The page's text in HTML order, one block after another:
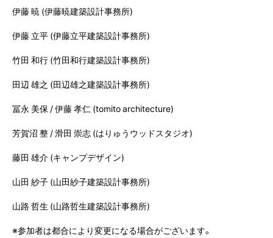
伊藤 暁 (伊藤暁建築設計事務所)
伊藤 立平 (伊藤立平建築設計事務所)
竹田 和行 (竹田和行建築設計事務所)
田辺 雄之 (田辺雄之建築設計事務所)
冨永 美保 / 伊藤 孝仁 (tomito architecture)
芳賀沼 整 / 滑田 崇志 (はりゅうウッドスタジオ)
藤田 雄介 (キャンプデザイン)
山田 紗子 (山田紗子建築設計事務所)
山路 哲生 (山路哲生建築設計事務所)
※参加者は都合により変更になる場合がございます。